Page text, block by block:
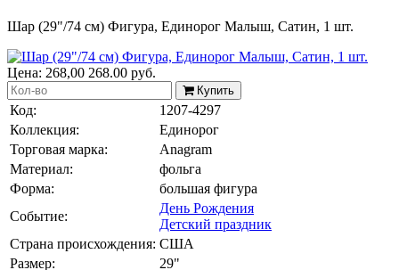
Шар (29"/74 см) Фигура, Единорог Малыш, Сатин, 1 шт.
Цена: 268,00 268.00 руб.
Купить
Код:
1207-4297
Коллекция:
Единорог
Торговая марка:
Anagram
Материал:
фольга
Форма:
большая фигура
Событие:
День Рождения
Детский праздник
Страна происхождения: США
Размер:
29"